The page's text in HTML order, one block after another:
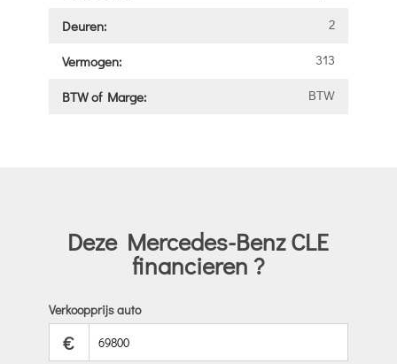
Deuren: 2
Vermogen: 313
BTW of Marge: BTW
Deze Mercedes-Benz CLE
financieren ?
Verkoopprijs auto
€